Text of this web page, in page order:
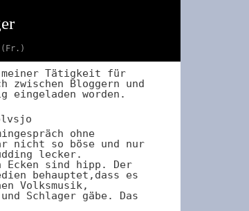
(Fr.)
meiner Tätigkeit für
zwischen Bloggern und
eingeladen worden.
ohne
nicht so böse und nur
lecker.
sind hipp. Der
behauptet,dass es
Volksmusik,
Schlager gäbe. Das